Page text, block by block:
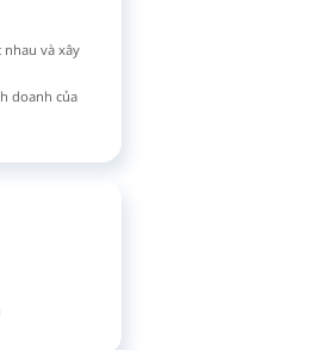
nhau và xây
doanh của